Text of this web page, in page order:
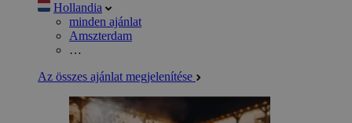
Hollandia
minden ajánlat
Amszterdam
…
Az összes ajánlat megjelenítése